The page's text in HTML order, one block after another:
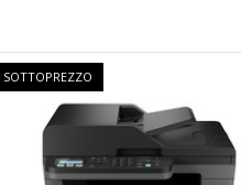
SOTTOPREZZO